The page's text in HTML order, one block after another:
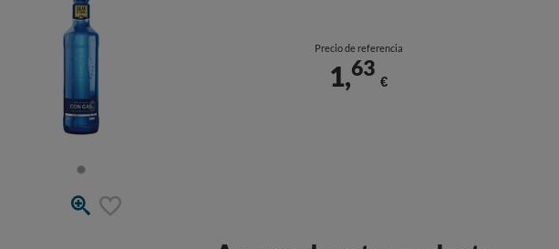
Precio de referencia
1,63
€